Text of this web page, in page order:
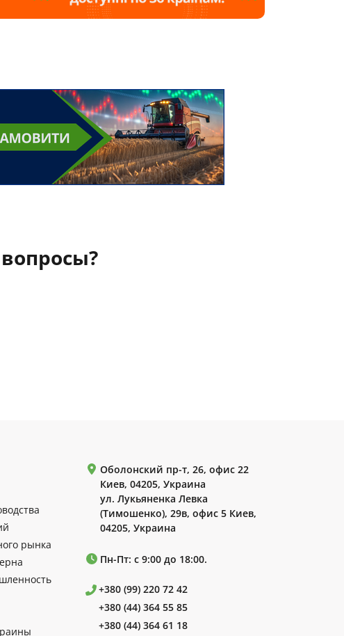
рынка
Оболонский пр-т, 26, офис 22
Киев, 04205, Украина
ул. Лукьяненка Левка
(Тимошенко), 29в, офис 5 Киев,
04205, Украина
Пн-Пт: с 9:00 до 18:00.
+380 (99) 220 72 42
+380 (44) 364 55 85
+380 (44) 364 61 18